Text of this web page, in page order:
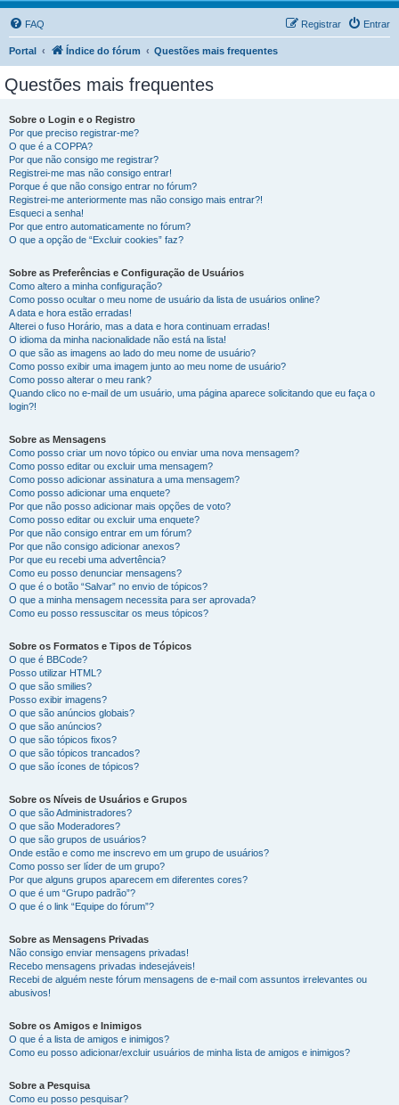
FAQ Entrar
Registrar
Portal Índice do fórum Questões mais frequentes
Questões mais frequentes
Sobre o Login e o Registro
Por que preciso registrar-me?
O que é a COPPA?
Por que não consigo me registrar?
Registrei-me mas não consigo entrar!
Porque é que não consigo entrar no fórum?
Registrei-me anteriormente mas não consigo mais entrar?!
Esqueci a senha!
Por que entro automaticamente no fórum?
O que a opção de “Excluir cookies” faz?
Sobre as Preferências e Configuração de Usuários
Como altero a minha configuração?
Como posso ocultar o meu nome de usuário da lista de usuários online?
A data e hora estão erradas!
Alterei o fuso Horário, mas a data e hora continuam erradas!
O idioma da minha nacionalidade não está na lista!
O que são as imagens ao lado do meu nome de usuário?
Como posso exibir uma imagem junto ao meu nome de usuário?
Como posso alterar o meu rank?
Quando clico no e-mail de um usuário, uma página aparece solicitando que eu faça o
login?!
Sobre as Mensagens
Como posso criar um novo tópico ou enviar uma nova mensagem?
Como posso editar ou excluir uma mensagem?
Como posso adicionar assinatura a uma mensagem?
Como posso adicionar uma enquete?
Por que não posso adicionar mais opções de voto?
Como posso editar ou excluir uma enquete?
Por que não consigo entrar em um fórum?
Por que não consigo adicionar anexos?
Por que eu recebi uma advertência?
Como eu posso denunciar mensagens?
O que é o botão “Salvar” no envio de tópicos?
O que a minha mensagem necessita para ser aprovada?
Como eu posso ressuscitar os meus tópicos?
Sobre os Formatos e Tipos de Tópicos
O que é BBCode?
Posso utilizar HTML?
O que são smilies?
Posso exibir imagens?
O que são anúncios globais?
O que são anúncios?
O que são tópicos fixos?
O que são tópicos trancados?
O que são ícones de tópicos?
Sobre os Níveis de Usuários e Grupos
O que são Administradores?
O que são Moderadores?
O que são grupos de usuários?
Onde estão e como me inscrevo em um grupo de usuários?
Como posso ser líder de um grupo?
Por que alguns grupos aparecem em diferentes cores?
O que é um “Grupo padrão”?
O que é o link “Equipe do fórum”?
Sobre as Mensagens Privadas
Não consigo enviar mensagens privadas!
Recebo mensagens privadas indesejáveis!
Recebi de alguém neste fórum mensagens de e-mail com assuntos irrelevantes ou
abusivos!
Sobre os Amigos e Inimigos
O que é a lista de amigos e inimigos?
Como eu posso adicionar/excluir usuários de minha lista de amigos e inimigos?
Sobre a Pesquisa
Como eu posso pesquisar?